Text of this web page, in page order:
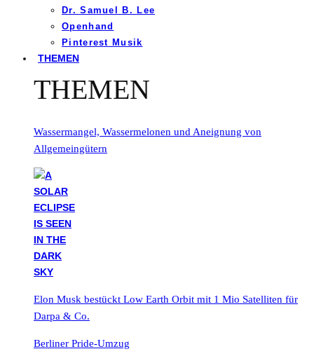
Dr. Samuel B. Lee
Openhand
Pinterest Musik
THEMEN
THEMEN
Wassermangel, Wassermelonen und Aneignung von
Allgemeingütern
Elon Musk bestückt Low Earth Orbit mit 1 Mio Satelliten für
Darpa & Co.
Berliner Pride-Umzug